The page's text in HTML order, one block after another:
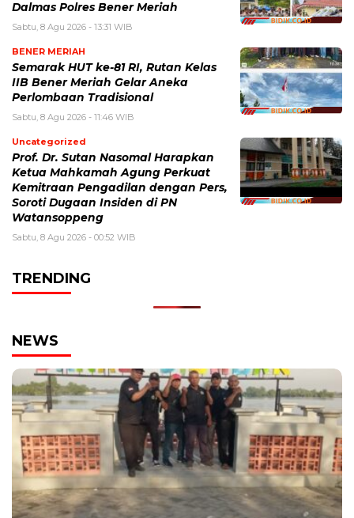
Dalmas Polres Bener Meriah
Sabtu, 8 Agu 2026 - 13:31 WIB
BENER MERIAH
Semarak HUT ke-81 RI, Rutan Kelas
IIB Bener Meriah Gelar Aneka
Perlombaan Tradisional
Sabtu, 8 Agu 2026 - 11:46 WIB
Uncategorized
Prof. Dr. Sutan Nasomal Harapkan
Ketua Mahkamah Agung Perkuat
Kemitraan Pengadilan dengan Pers,
Soroti Dugaan Insiden di PN
Watansoppeng
Sabtu, 8 Agu 2026 - 00:52 WIB
TRENDING
NEWS